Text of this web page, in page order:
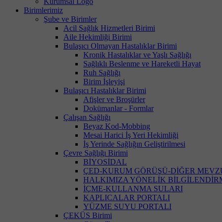
Birimlerimiz
Şube ve Birimler
Acil Sağlık Hizmetleri Birimi
Aile Hekimliği Birimi
Bulaşıcı Olmayan Hastalıklar Birimi
Kronik Hastalıklar ve Yaşlı Sağlığı
Sağlıklı Beslenme ve Hareketli Hayat
Ruh Sağlığı
Birim İşleyişi
Bulaşıcı Hastalıklar Birimi
Afişler ve Broşürler
Dokümanlar - Formlar
Çalışan Sağlığı
Beyaz Kod-Mobbing
Mesai Harici İş Yeri Hekimliği
İş Yerinde Sağlığın Geliştirilmesi
Çevre Sağlığı Birimi
BİYOSİDAL
ÇED-KURUM GÖRÜŞÜ-DİĞER
HALKIMIZA YÖNELİK
İÇME-KULLANMA SULARI
KAPLICALAR PORTALI
YÜZME SUYU PORTALI
ÇEKÜS Birimi